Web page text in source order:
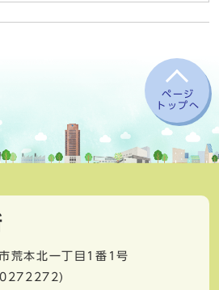
ページ
トップへ
荒本北一丁目1番1号